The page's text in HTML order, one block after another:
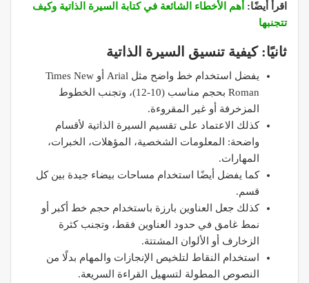
اقرأ أيضًا: أهم الأخطاء الشائعة في كتابة السيرة الذاتية وكيف
تتجنبها
ثانيًا: كيفية تنسيق السيرة الذاتية
يفضل استخدام خط واضح مثل Arial أو Times New
Roman بحجم مناسب (10-12)، وتجنب الخطوط
المزخرفة أو غير المقروءة.
كذلك الاعتماد على تقسيم السيرة الذاتية لأقسام
واضحة: المعلومات الشخصية، المؤهلات، الخبرات،
المهارات.
كما يفضل أيضًا استخدام مساحات بيضاء جيدة بين كل
قسم.
كذلك جعل العناوين بارزة باستخدام حجم خط أكبر أو
نمط غامق في حدود العناوين فقط، وتجنب كثرة
الزخارف أو الألوان المشتتة.
استخدام النقاط لتلخيص الإنجازات والمهام بدلًا من
النصوص المطولة لتسهيل القراءة السريعة.